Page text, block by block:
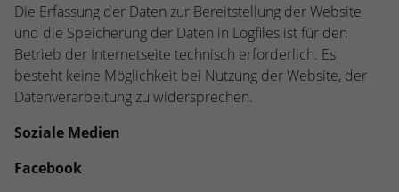
Die Erfassung der Daten zur Bereitstellung der Website
und die Speicherung der Daten in Logfiles ist für den
Betrieb der Internetseite technisch erforderlich. Es
besteht keine Möglichkeit bei Nutzung der Website, der
Datenverarbeitung zu widersprechen.
Soziale Medien
Facebook